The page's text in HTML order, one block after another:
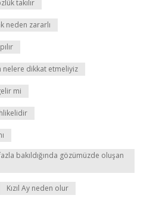
takılır
neden zararlı
nelere dikkat etmeliyiz
mi
bakıldığında gözümüzde oluşan
Kızıl Ay neden olur